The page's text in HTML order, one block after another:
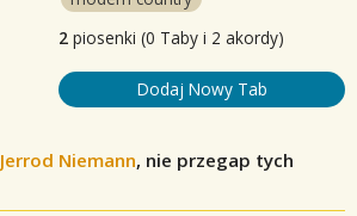
2 piosenki (0 Taby i 2 akordy)
Dodaj Nowy Tab
Jerrod Niemann, nie przegap tych